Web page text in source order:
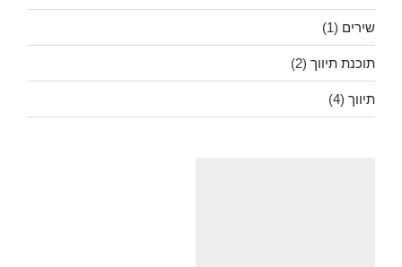
שירים (1)
תוכנת תיווך (2)
תיווך (4)